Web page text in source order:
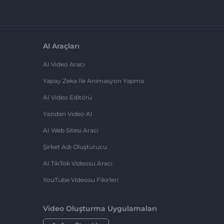
AI Araçları
AI Video Aracı
Yapay Zeka Ile Animasyon Yapma
AI Video Editörü
Yazıdan Video AI
AI Web Sitesi Aracı
Şirket Adı Oluşturucu
AI TikTok Videosu Aracı
YouTube Videosu Fikirleri
Video Oluşturma Uygulamaları